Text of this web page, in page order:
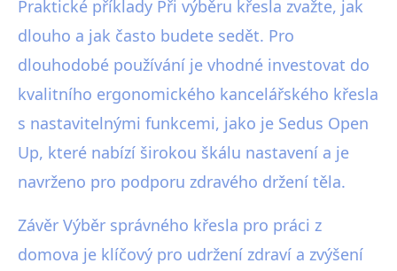
Praktické příklady Při výběru křesla zvažte, jak
dlouho a jak často budete sedět. Pro
dlouhodobé používání je vhodné investovat do
kvalitního ergonomického kancelářského křesla
s nastavitelnými funkcemi, jako je Sedus Open
Up, které nabízí širokou škálu nastavení a je
navrženo pro podporu zdravého držení těla.
Závěr Výběr správného křesla pro práci z
domova je klíčový pro udržení zdraví a zvýšení